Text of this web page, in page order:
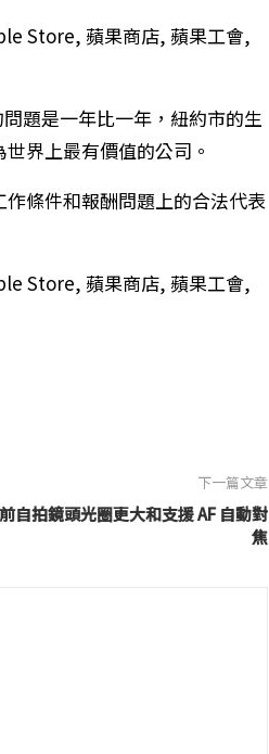
題是一年比一年，紐約市的生
界上最有價值的公司。
條件和報酬問題上的合法代表
下一篇文章
自拍鏡頭光圈更大和支援 AF 自動對
焦